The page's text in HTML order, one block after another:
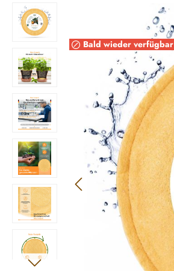
Bildergalerie überspringen
Bald wieder verfügbar